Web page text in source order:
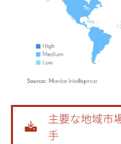
画像 © Mordor Intelligence